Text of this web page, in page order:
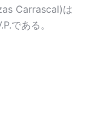
Carrascal)は
である。